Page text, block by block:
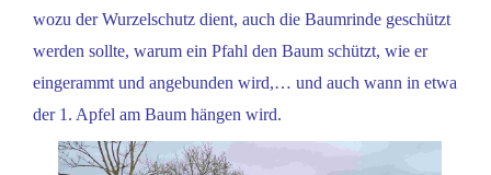
wozu der Wurzelschutz dient, auch die Baumrinde geschützt
werden sollte, warum ein Pfahl den Baum schützt, wie er
eingerammt und angebunden wird,… und auch wann in etwa
der 1. Apfel am Baum hängen wird.